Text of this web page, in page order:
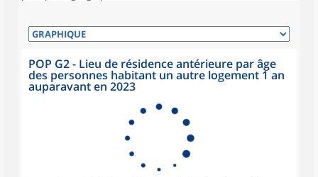
POP G2 - Lieu de résidence antérieure par âge
des personnes habitant un autre logement 1 an
auparavant en 2023